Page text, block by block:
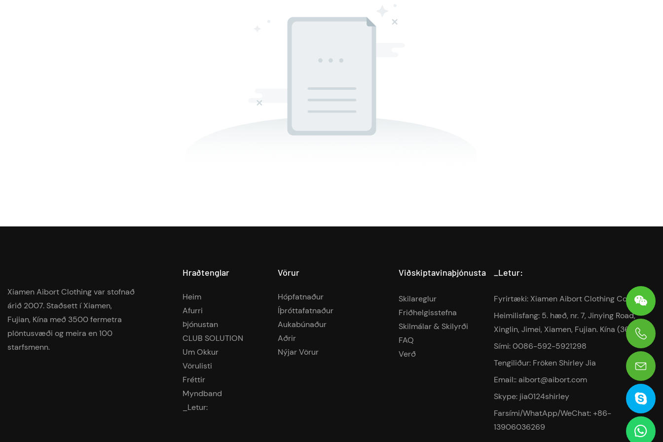
Xiamen Aibort Clothing var stofnað
árið 2007. Staðsett í Xiamen,
Fujian, Kína með 3500 fermetra
plöntusvæði og meira en 100
starfsmenn.
Hraðtenglar
Heim
Afurri
Þjónustan
CLUB SOLUTION
Um Okkur
Vörulisti
Fréttir
Myndband
_Letur:
Vörur
Hópfatnaður
Íþróttafatnaður
Aukabúnaður
Aðrir
Nýjar Vörur
Viðskiptavinaþjónusta
Skilareglur
Friðhelgisstefna
Skilmálar & Skilyrði
FAQ
Verð
_Letur:
Fyrirtæki: Xiamen Aibort Clothing Co.,Ltd
Heimilisfang: 5. hæð, nr. 7, Jinying Road,
Xinglin, Jimei, Xiamen, Fujian. Kína (361022)
Sími: 0086-592-5921298
Tengiliður: Fröken Shirley Jia
Email:: aibort@aibort.com
Skype: jia0124shirley
Farsími/WhatApp/WeChat: +86-
13906036269